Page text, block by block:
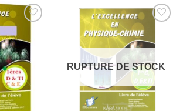
À MES
FAVORIS
AJOUTER
À MES
FAVORIS
RUPTURE DE STOCK